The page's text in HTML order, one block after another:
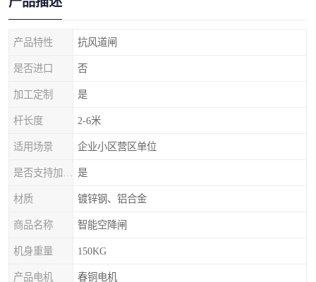
产品特性 抗风道闸
是否进口 否
加工定制 是
杆长度 2-6米
适用场景 企业小区营区单位
是
材质 镀锌钢、铝合金
商品名称 智能空降闸
机身重量 150KG
产品电机 春铜电机